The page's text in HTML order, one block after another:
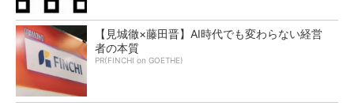
【見城徹×藤田晋】AI時代でも変わらない経営
者の本質
PR(FINCHI on GOETHE)